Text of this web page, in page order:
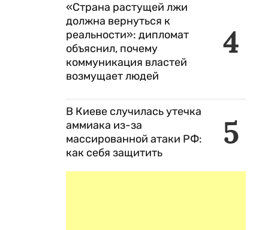
4
«Страна растущей лжи
должна вернуться к
реальности»: дипломат
объяснил, почему
коммуникация властей
возмущает людей
5
В Киеве случилась утечка
аммиака из-за
массированной атаки РФ:
как себя защитить